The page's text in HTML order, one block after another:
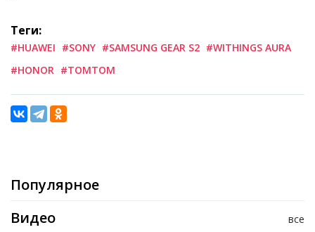
Теги:
#HUAWEI #SONY #SAMSUNG GEAR S2 #WITHINGS AURA
#HONOR #TOMTOM
Популярное
все
Видео